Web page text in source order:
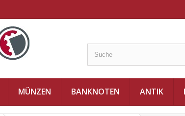
MÜNZEN BANKNOTEN ANTIK